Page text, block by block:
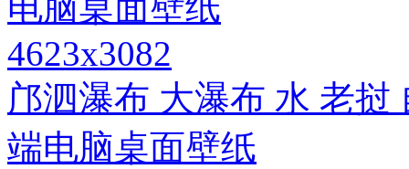
4623x3082
邝泗瀑布 大瀑布 水 老
端电脑桌面壁纸